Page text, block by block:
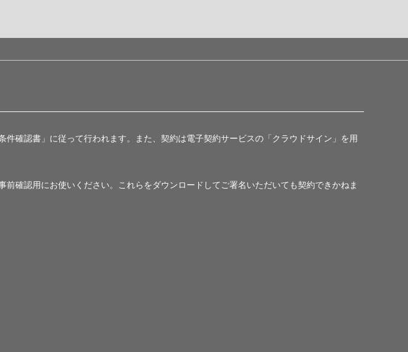
確認書」に従って行われます。また、契約は電子契約サービスの「クラウドサイン」を用
確認用にお使いください。これらをダウンロードしてご署名いただいても契約できかねま